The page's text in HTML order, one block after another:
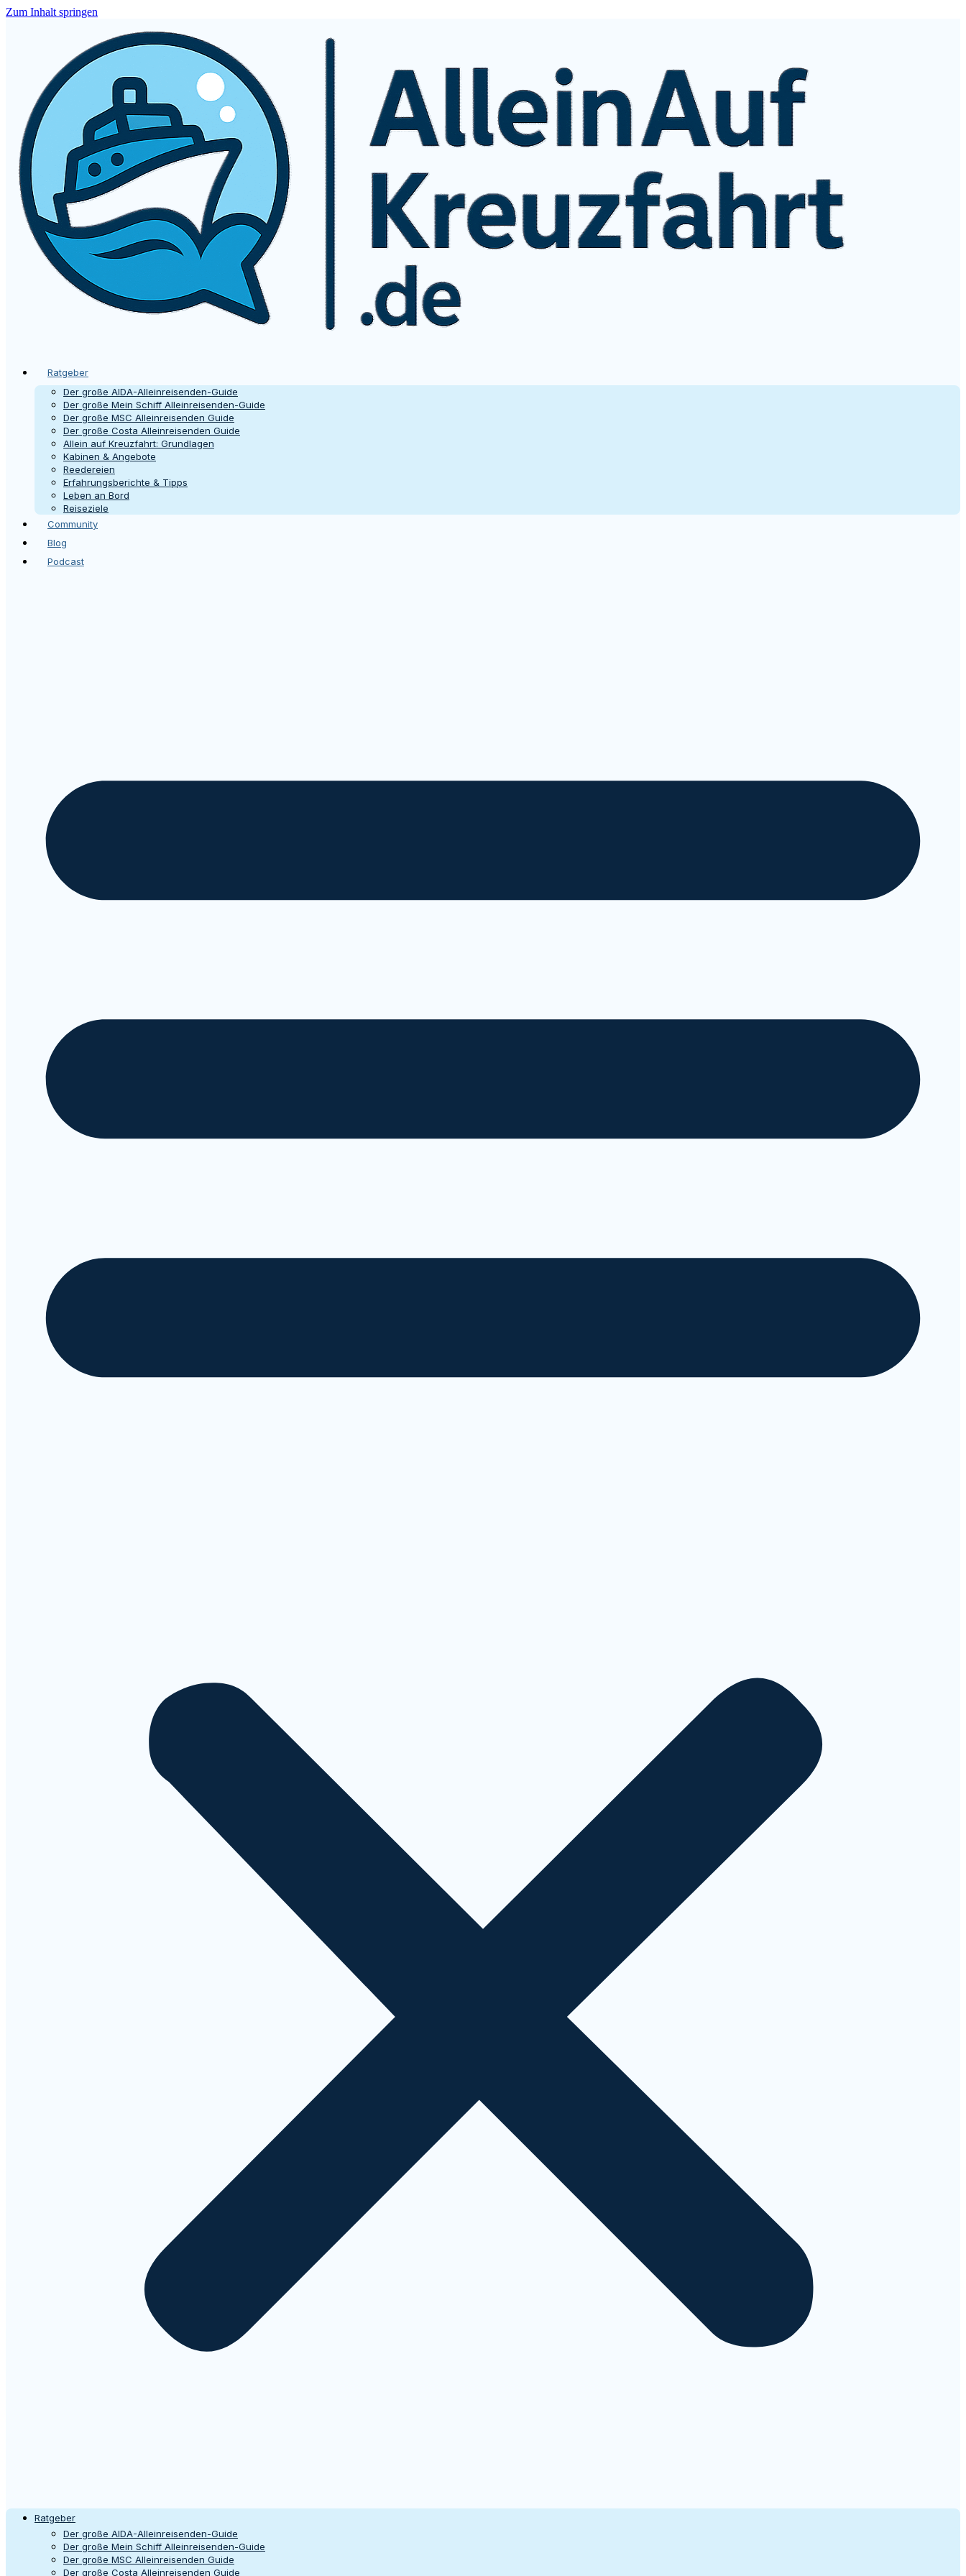
Zum Inhalt springen
Ratgeber
Der große AIDA-Alleinreisenden-Guide
Der große Mein Schiff Alleinreisenden-Guide
Der große MSC Alleinreisenden Guide
Der große Costa Alleinreisenden Guide
Allein auf Kreuzfahrt: Grundlagen
Kabinen & Angebote
Reedereien
Erfahrungsberichte & Tipps
Leben an Bord
Reiseziele
Community
Blog
Podcast
Ratgeber
Der große AIDA-Alleinreisenden-Guide
Der große Mein Schiff Alleinreisenden-Guide
Der große MSC Alleinreisenden Guide
Der große Costa Alleinreisenden Guide